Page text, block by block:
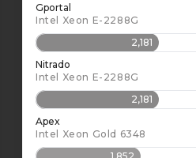
Gportal
Intel Xeon E-2288G
2,181
Nitrado
Intel Xeon E-2288G
2,181
Apex
Intel Xeon Gold 6348
1,852